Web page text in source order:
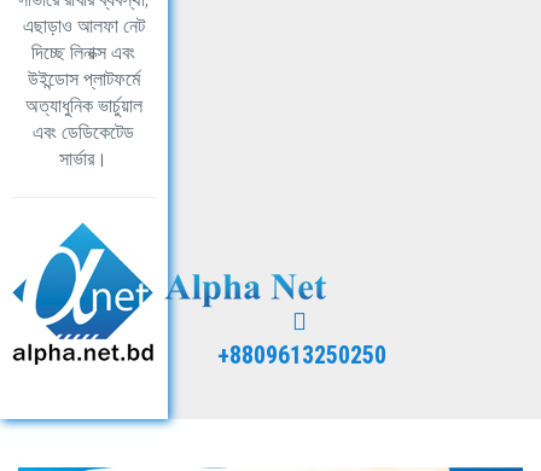
এছাড়াও আলফা নেট
দিচ্ছে লিনাক্স এবং
উইন্ডোস প্লাটফর্মে
অত্যাধুনিক ভার্চুয়াল
এবং ডেডিকেটেড
সার্ভার।
+8809613250250